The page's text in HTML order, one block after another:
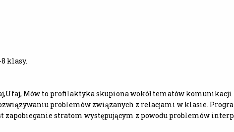
klasy.
Mów to profilaktyka skupiona wokół tematów komunikacji
problemów związanych z relacjami w klasie.
zapobieganie stratom występującym z powodu problemów